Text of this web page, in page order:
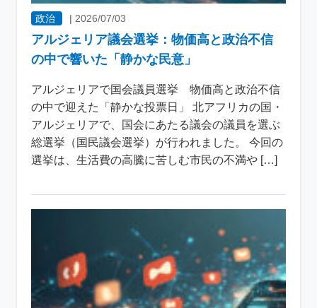
政治 |2026/07/03
アルジェリア議会選挙：物価高と政治不信
の中で響いた「静かな民意」
アルジェリアで国会議員選挙 物価高と政治不信
の中で迎えた「静かな投票日」 北アフリカの国・
アルジェリアで、国会にあたる議会の議員を選ぶ
総選挙（国民議会選挙）が行われました。 今回の
選挙は、生活費の高騰に苦しむ市民の不満や […]